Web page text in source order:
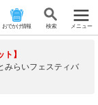
おでかけ情報 検 索 メニュー
】
みらいフェスティバ